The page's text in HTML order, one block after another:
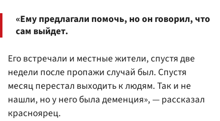
«Ему предлагали помочь, но он говорил, что
сам выйдет.
Его встречали и местные жители, спустя две
недели после пропажи случай был. Спустя
месяц перестал выходить к людям. Так и не
нашли, но у него была деменция», — рассказал
красноярец.